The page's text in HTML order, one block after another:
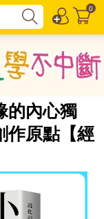
0
的內心獨
作原點【經